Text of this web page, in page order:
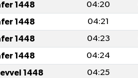
1448
04:20
1448
04:21
1448
04:23
1448
04:24
1448
04:25